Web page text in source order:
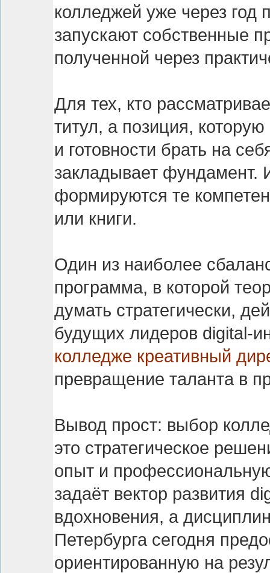
колледжей уже через год
запускают собственные
полученной через
Для тех, кто
титул, а позиция,
и готовности брать на
закладывает фундамент.
формируются те
или книги.
Один из наиболее
программа, в которой
думать стратегически,
будущих лидеров digital-
колледже креативный
превращение таланта в
Вывод прост: выбор
это стратегическое
опыт и профессиональную
задаёт вектор развития
вдохновения, а
Петербурга сегодня
ориентированную на